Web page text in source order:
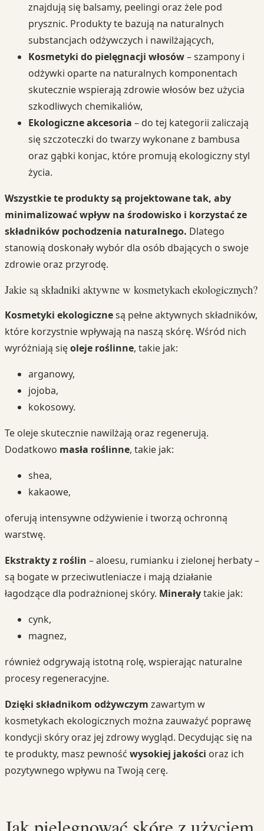
znajdują się balsamy, peelingi oraz żele pod
prysznic. Produkty te bazują na naturalnych
substancjach odżywczych i nawilżających,
Kosmetyki do pielęgnacji włosów– szampony i
odżywki oparte na naturalnych komponentach
skutecznie wspierają zdrowie włosów bez użycia
szkodliwych chemikaliów,
Ekologiczne akcesoria – do tej kategorii zaliczają
się szczoteczki do twarzy wykonane z bambusa
oraz gąbki konjac, które promują ekologiczny styl
życia.
Wszystkie te produkty są projektowane tak, aby
minimalizować wpływ na środowisko i korzystać ze
składników pochodzenia naturalnego. Dlatego
stanowią doskonały wybór dla osób dbających o swoje
zdrowie oraz przyrodę.
Jakie są składniki aktywne w kosmetykach ekologicznych?
Kosmetyki ekologicznesą pełne aktywnych składników,
które korzystnie wpływają na naszą skórę. Wśród nich
wyróżniają sięoleje roślinne, takie jak:
arganowy,
jojoba,
kokosowy.
Te oleje skutecznie nawilżają oraz regenerują.
Dodatkowo masła roślinne, takie jak:
shea,
kakaowe,
oferują intensywne odżywienie i tworzą ochronną
warstwę.
Ekstrakty z roślin – aloesu, rumianku i zielonej herbaty –
są bogate w przeciwutleniacze i mają działanie
łagodzące dla podrażnionej skóry. Minerałytakie jak:
cynk,
magnez,
również odgrywają istotną rolę, wspierając naturalne
procesy regeneracyjne.
Dzięki składnikom odżywczym zawartym w
kosmetykach ekologicznych można zauważyć poprawę
kondycji skóry oraz jej zdrowy wygląd. Decydując się na
te produkty, masz pewność wysokiej jakości oraz ich
pozytywnego wpływu na Twoją cerę.